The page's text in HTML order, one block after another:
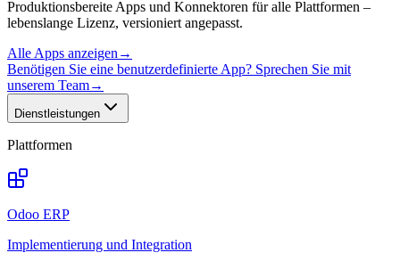
Produktionsbereite Apps und Konnektoren für alle Plattformen –
lebenslange Lizenz, versioniert angepasst.
Alle Apps anzeigen →
Benötigen Sie eine benutzerdefinierte App? Sprechen Sie mit
unserem Team→
Dienstleistungen
Plattformen
Odoo ERP
Implementierung und Integration